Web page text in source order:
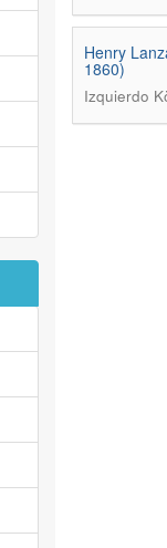
Henry
1860)
Izquierdo